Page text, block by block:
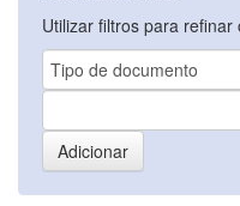
Utilizar filtros para